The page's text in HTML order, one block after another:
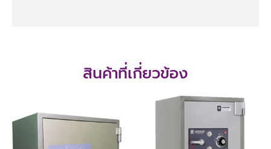
สินค้าที่เกี่ยวข้อง